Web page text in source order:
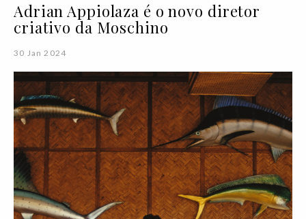
Adrian Appiolaza é o novo diretor
criativo da Moschino
30 Jan 2024